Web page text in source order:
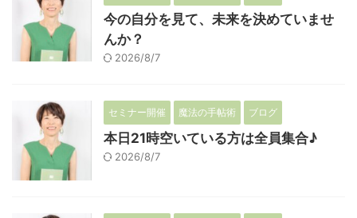
今の自分を見て、未来を決めていませ
んか？
2026/8/7
セミナー開催 魔法の手帖術 ブログ
本日21時空いている方は全員集合♪
2026/8/7